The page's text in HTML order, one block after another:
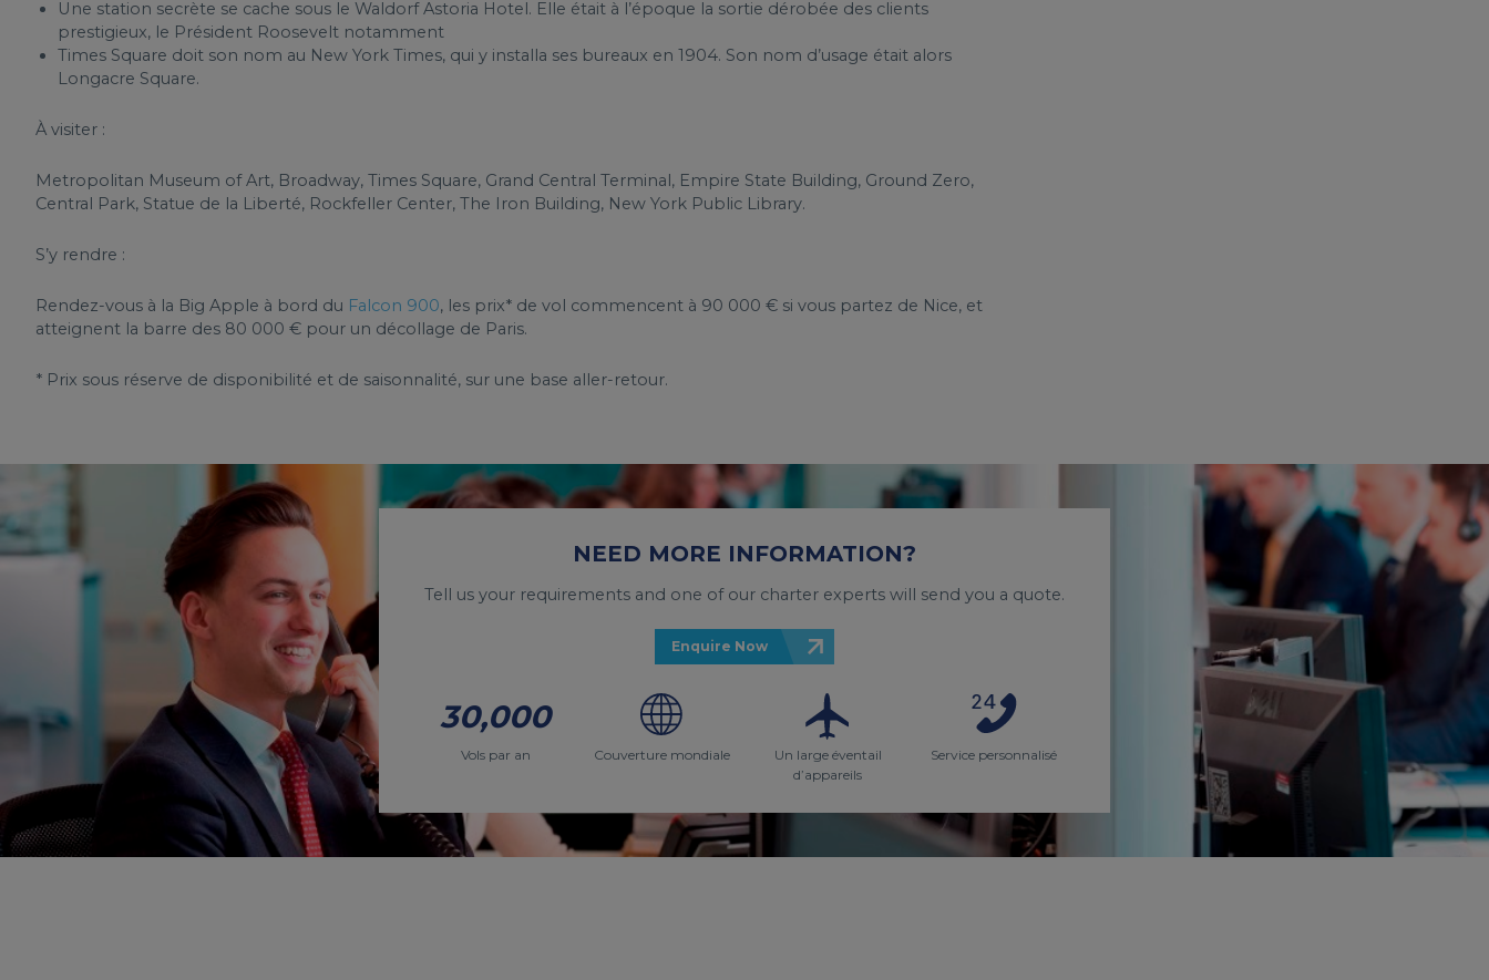
Une station secrète se cache sous le Waldorf Astoria Hotel. Elle était à l’époque la sortie dérobée des clients
prestigieux, le Président Roosevelt notamment
Times Square doit son nom au New York Times, qui y installa ses bureaux en 1904. Son nom d’usage était alors
Longacre Square.
À visiter :
Metropolitan Museum of Art, Broadway, Times Square, Grand Central Terminal, Empire State Building, Ground Zero,
Central Park, Statue de la Liberté, Rockfeller Center, The Iron Building, New York Public Library.
S’y rendre :
Rendez-vous à la Big Apple à bord du Falcon 900, les prix* de vol commencent à 90 000 € si vous partez de Nice, et
atteignent la barre des 80 000 € pour un décollage de Paris.
* Prix sous réserve de disponibilité et de saisonnalité, sur une base aller-retour.
NEED MORE INFORMATION?
Tell us your requirements and one of our charter experts will send you a quote.
Enquire Now
30,000
Vols par an Couverture mondiale
Un large éventail
d’appareils
Service personnalisé